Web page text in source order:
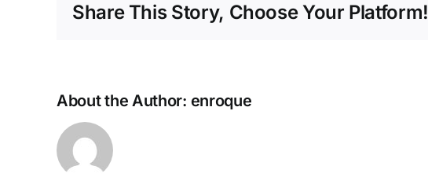
Share This Story, Choose Your Platform!
About the Author: enroque